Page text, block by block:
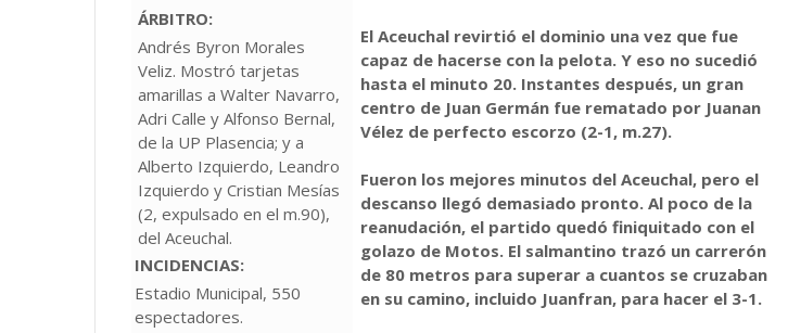
ÁRBITRO:
Andrés Byron Morales
Veliz. Mostró tarjetas
amarillas a Walter Navarro,
Adri Calle y Alfonso Bernal,
de la UP Plasencia; y a
Alberto Izquierdo, Leandro
Izquierdo y Cristian Mesías
(2, expulsado en el m.90),
del Aceuchal.
INCIDENCIAS:
Estadio Municipal, 550
espectadores.
El Aceuchal revirtió el dominio una vez que fue
capaz de hacerse con la pelota. Y eso no sucedió
hasta el minuto 20. Instantes después, un gran
centro de Juan Germán fue rematado por Juanan
Vélez de perfecto escorzo (2-1, m.27).
Fueron los mejores minutos del Aceuchal, pero el
descanso llegó demasiado pronto. Al poco de la
reanudación, el partido quedó finiquitado con el
golazo de Motos. El salmantino trazó un carrerón
de 80 metros para superar a cuantos se cruzaban
en su camino, incluido Juanfran, para hacer el 3-1.